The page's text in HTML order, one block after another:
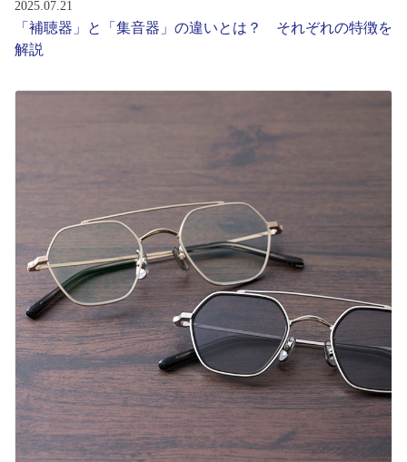
2025.07.21
「補聴器」と「集音器」の違いとは？ それぞれの特徴を
解説